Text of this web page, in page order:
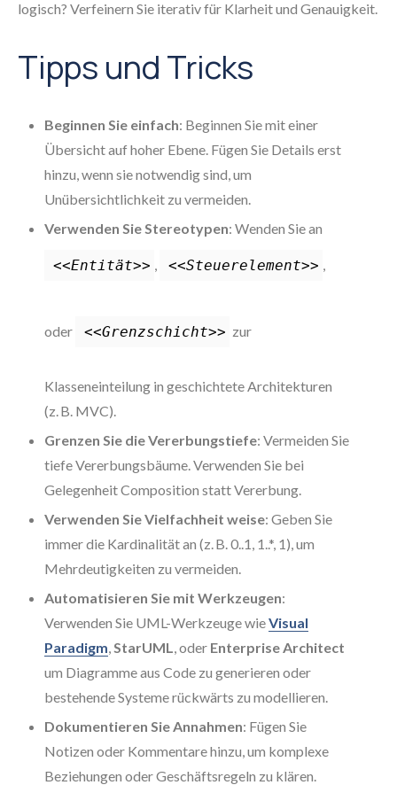
logisch? Verfeinern Sie iterativ für Klarheit und Genauigkeit.
Tipps und Tricks
Beginnen Sie einfach: Beginnen Sie mit einer
Übersicht auf hoher Ebene. Fügen Sie Details erst
hinzu, wenn sie notwendig sind, um
Unübersichtlichkeit zu vermeiden.
Verwenden Sie Stereotypen: Wenden Sie an
<<Entität>> , <<Steuerelement>> ,
oder <<Grenzschicht>> zur
Klasseneinteilung in geschichtete Architekturen
(z. B. MVC).
Grenzen Sie die Vererbungstiefe: Vermeiden Sie
tiefe Vererbungsbäume. Verwenden Sie bei
Gelegenheit Composition statt Vererbung.
Verwenden Sie Vielfachheit weise: Geben Sie
immer die Kardinalität an (z. B. 0..1, 1..*, 1), um
Mehrdeutigkeiten zu vermeiden.
Automatisieren Sie mit Werkzeugen:
Verwenden Sie UML-Werkzeuge wieVisual
Paradigm,StarUML, oder Enterprise Architect
um Diagramme aus Code zu generieren oder
bestehende Systeme rückwärts zu modellieren.
Dokumentieren Sie Annahmen: Fügen Sie
Notizen oder Kommentare hinzu, um komplexe
Beziehungen oder Geschäftsregeln zu klären.